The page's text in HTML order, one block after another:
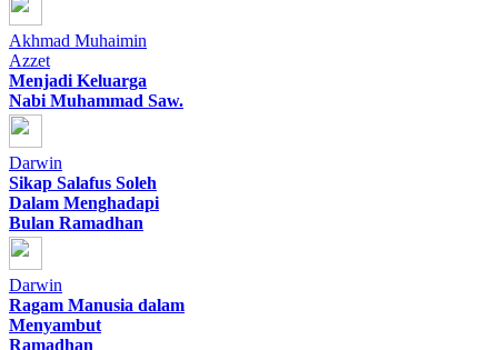
Akhmad Muhaimin
Azzet
Menjadi Keluarga
Nabi Muhammad Saw.
Darwin
Sikap Salafus Soleh
Dalam Menghadapi
Bulan Ramadhan
Darwin
Ragam Manusia dalam
Menyambut
Ramadhan